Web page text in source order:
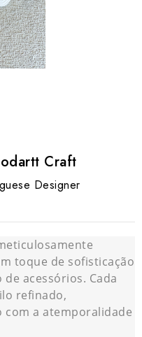
Craft
Designer
toque de sofisticação
acessórios. Cada
refinado,
a atemporalidade